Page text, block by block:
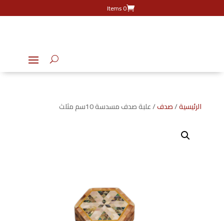
0 Items
الرئيسية/صدف/ علبة صدف مسدسة 10سم مثلث